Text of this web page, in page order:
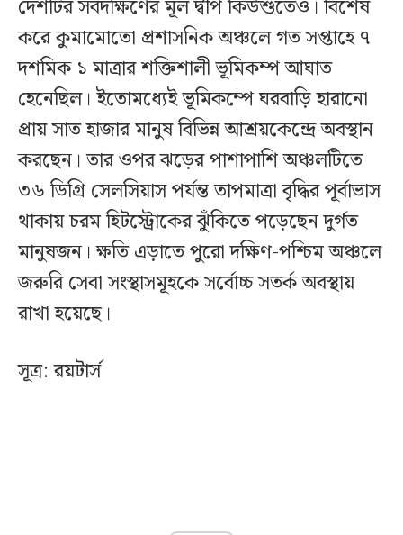
দেশটির সর্বদক্ষিণের মূল দ্বীপ কিউশুতেও। বিশেষ
করে কুমামোতো প্রশাসনিক অঞ্চলে গত সপ্তাহে ৭
দশমিক ১ মাত্রার শক্তিশালী ভূমিকম্প আঘাত
হেনেছিল। ইতোমধ্যেই ভূমিকম্পে ঘরবাড়ি হারানো
প্রায় সাত হাজার মানুষ বিভিন্ন আশ্রয়কেন্দ্রে অবস্থান
করছেন। তার ওপর ঝড়ের পাশাপাশি অঞ্চলটিতে
৩৬ ডিগ্রি সেলসিয়াস পর্যন্ত তাপমাত্রা বৃদ্ধির পূর্বাভাস
থাকায় চরম হিটস্ট্রোকের ঝুঁকিতে পড়েছেন দুর্গত
মানুষজন। ক্ষতি এড়াতে পুরো দক্ষিণ-পশ্চিম অঞ্চলে
জরুরি সেবা সংস্থাসমূহকে সর্বোচ্চ সতর্ক অবস্থায়
রাখা হয়েছে।
সূত্র: রয়টার্স